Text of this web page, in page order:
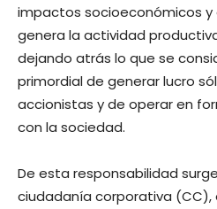
impactos socioeconómicos
genera la actividad
dejando atrás lo que se
primordial de generar lucro
accionistas y de operar en
con la sociedad.
De esta responsabilidad
ciudadanía corporativa (CC),